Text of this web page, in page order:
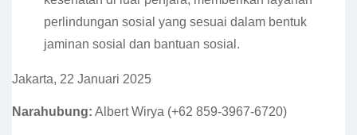
perlindungan sosial yang sesuai dalam bentuk
jaminan sosial dan bantuan sosial.
Jakarta, 22 Januari 2025
Narahubung: Albert Wirya (+62 859-3967-6720)